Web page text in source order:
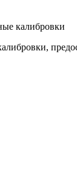
калибровки